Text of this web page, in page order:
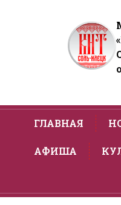
ГЛАВНАЯ
АФИША